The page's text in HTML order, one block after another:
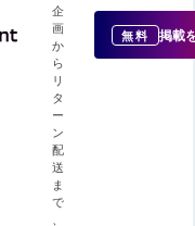
企
画
か
ら
リ
タ
ー
ン
配
送
ま
で
無料 掲載